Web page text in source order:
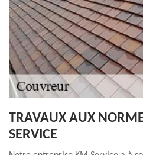
TRAVAUX AUX
SERVICE